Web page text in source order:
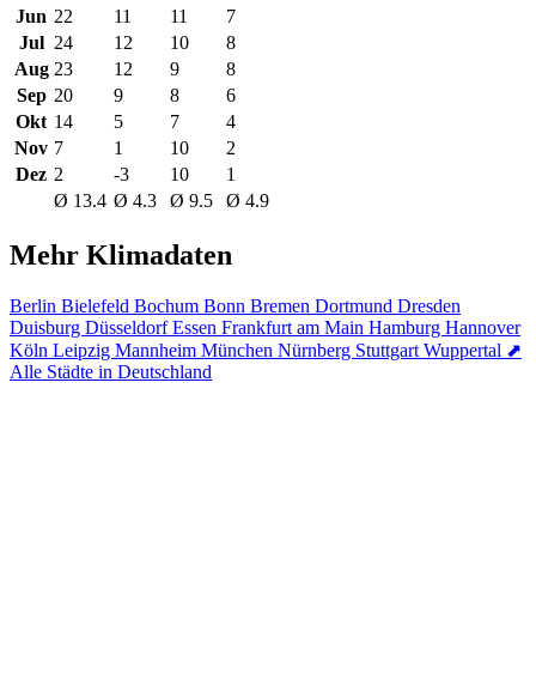
Jun 22 11 11
7
Jul 24 12 10
8
Aug 23 12 9
8
Sep 20 9 8
6
Okt 14 5 7
4
Nov 7 1 10
2
Dez 2 -3 10
1
Ø 13.4 Ø 4.3 Ø 9.5 Ø 4.9
Mehr Klimadaten
Berlin Bielefeld Bochum Bonn Bremen Dortmund Dresden
Duisburg DüsseldorfEssen Frankfurt am Main Hamburg Hannover
Köln Leipzig Mannheim München Nürnberg Stuttgart Wuppertal ⬈
Alle Städte in Deutschland